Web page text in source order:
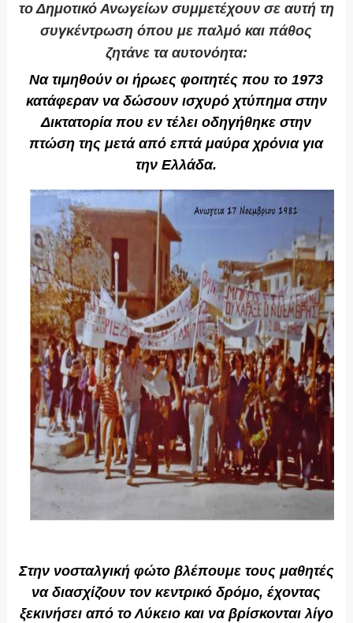
το Δημοτικό Ανωγείων συμμετέχουν σε αυτή τη
συγκέντρωση όπου με παλμό και πάθος
ζητάνε τα αυτονόητα:
Να τιμηθούν οι ήρωες φοιτητές που το 1973
κατάφεραν να δώσουν ισχυρό χτύπημα στην
Δικτατορία που εν τέλει οδηγήθηκε στην
πτώση της μετά από επτά μαύρα χρόνια για
την Ελλάδα.
Στην νοσταλγική φώτο βλέπουμε τους μαθητές
να διασχίζουν τον κεντρικό δρόμο, έχοντας
ξεκινήσει από το Λύκειο και να βρίσκονται λίγο